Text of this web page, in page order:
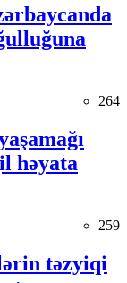
264
həyata
259
təzyiqi